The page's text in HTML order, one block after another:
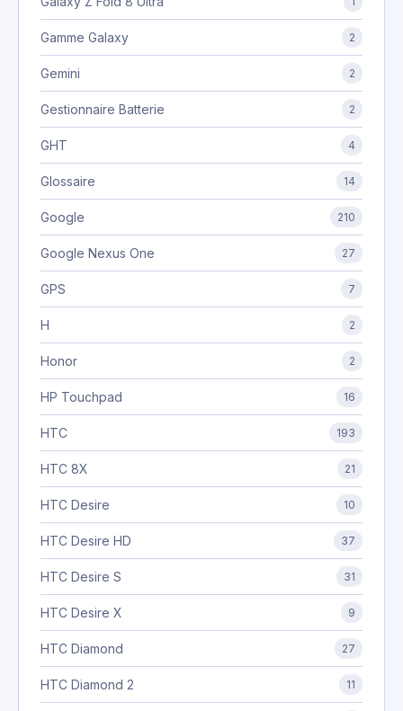
Gamme Galaxy 2
Gemini 2
Gestionnaire Batterie 2
GHT 4
Glossaire 14
Google 210
Google Nexus One 27
GPS 7
H 2
Honor 2
HP Touchpad 16
HTC 193
HTC 8X 21
HTC Desire 10
HTC Desire HD 37
HTC Desire S 31
HTC Desire X 9
HTC Diamond 27
HTC Diamond 2 11